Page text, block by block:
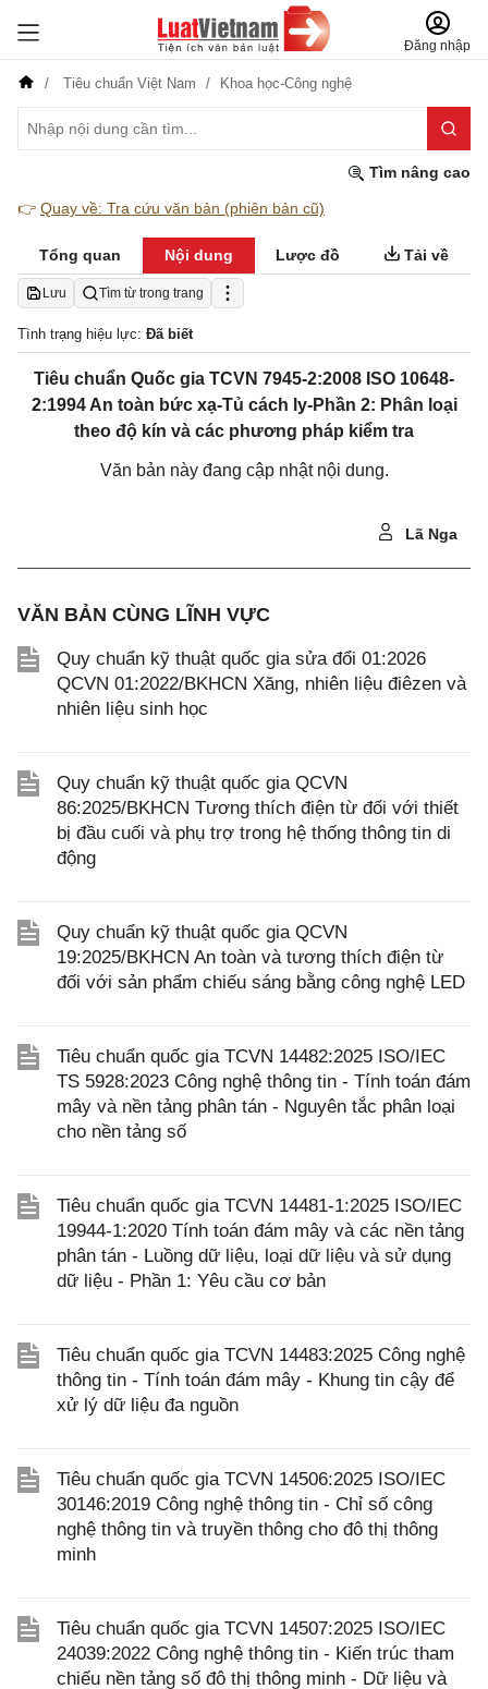
Đăng nhập
Tiêu chuẩn Việt Nam Khoa học-Công nghệ
Tìm nâng cao
👉 Quay về: Tra cứu văn bản (phiên bản cũ)
Tổng quan Nội dung Lược đồ Tải về
Lưu Tìm từ trong trang
Tình trạng hiệu lực: Đã biết
Tiêu chuẩn Quốc gia TCVN 7945-2:2008 ISO 10648-
2:1994 An toàn bức xạ-Tủ cách ly-Phần 2: Phân loại
theo độ kín và các phương pháp kiểm tra
Văn bản này đang cập nhật nội dung.
Lã Nga
VĂN BẢN CÙNG LĨNH VỰC
Quy chuẩn kỹ thuật quốc gia sửa đổi 01:2026
QCVN 01:2022/BKHCN Xăng, nhiên liệu điêzen và
nhiên liệu sinh học
Quy chuẩn kỹ thuật quốc gia QCVN
86:2025/BKHCN Tương thích điện từ đối với thiết
bị đầu cuối và phụ trợ trong hệ thống thông tin di
động
Quy chuẩn kỹ thuật quốc gia QCVN
19:2025/BKHCN An toàn và tương thích điện từ
đối với sản phẩm chiếu sáng bằng công nghệ LED
Tiêu chuẩn quốc gia TCVN 14482:2025 ISO/IEC
TS 5928:2023 Công nghệ thông tin - Tính toán đám
mây và nền tảng phân tán - Nguyên tắc phân loại
cho nền tảng số
Tiêu chuẩn quốc gia TCVN 14481-1:2025 ISO/IEC
19944-1:2020 Tính toán đám mây và các nền tảng
phân tán - Luồng dữ liệu, loại dữ liệu và sử dụng
dữ liệu - Phần 1: Yêu cầu cơ bản
Tiêu chuẩn quốc gia TCVN 14483:2025 Công nghệ
thông tin - Tính toán đám mây - Khung tin cậy để
xử lý dữ liệu đa nguồn
Tiêu chuẩn quốc gia TCVN 14506:2025 ISO/IEC
30146:2019 Công nghệ thông tin - Chỉ số công
nghệ thông tin và truyền thông cho đô thị thông
minh
Tiêu chuẩn quốc gia TCVN 14507:2025 ISO/IEC
24039:2022 Công nghệ thông tin - Kiến trúc tham
chiếu nền tảng số đô thị thông minh - Dữ liệu và